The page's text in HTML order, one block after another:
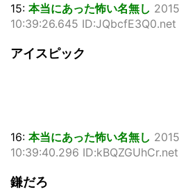
15: 本当にあった怖い名無し
10:39:26.645 ID:JQbcfE3Q0.net
アイスピック
16: 本当にあった怖い名無し
10:39:40.296 ID:kBQZGUhCr.net
鎌だろ